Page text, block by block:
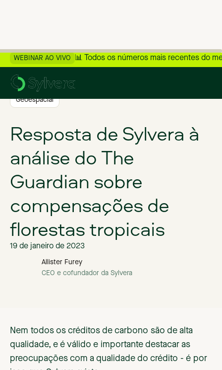
WEBINAR AO VIVO 📊 Todos os números mais recentes do
Geoespacial
Resposta de Sylvera à
análise do The
Guardian sobre
compensações de
florestas tropicais
19 de janeiro de 2023
Allister Furey
CEO e cofundador da Sylvera
Nem todos os créditos de carbono são de alta
qualidade, e é válido e importante destacar as
preocupações com a qualidade do crédito - é por